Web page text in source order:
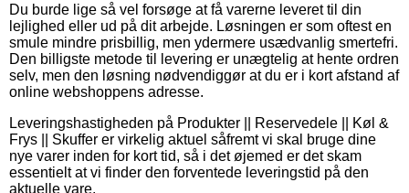
Du burde lige så vel forsøge at få varerne leveret til din
lejlighed eller ud på dit arbejde. Løsningen er som oftest en
smule mindre prisbillig, men ydermere usædvanlig smertefri.
Den billigste metode til levering er unægtelig at hente ordren
selv, men den løsning nødvendiggør at du er i kort afstand af
online webshoppens adresse.
Leveringshastigheden på Produkter || Reservedele || Køl &
Frys || Skuffer er virkelig aktuel såfremt vi skal bruge dine
nye varer inden for kort tid, så i det øjemed er det skam
essentielt at vi finder den forventede leveringstid på den
aktuelle vare.